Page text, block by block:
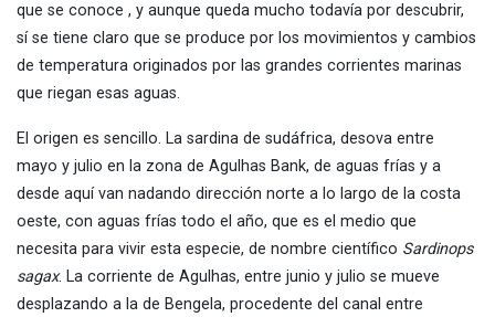
que se conoce , y aunque queda mucho todavía por descubrir,
sí se tiene claro que se produce por los movimientos y cambios
de temperatura originados por las grandes corrientes marinas
que riegan esas aguas.
El origen es sencillo. La sardina de sudáfrica, desova entre
mayo y julio en la zona de Agulhas Bank, de aguas frías y a
desde aquí van nadando dirección norte a lo largo de la costa
oeste, con aguas frías todo el año, que es el medio que
necesita para vivir esta especie, de nombre científico Sardinops
sagax. La corriente de Agulhas, entre junio y julio se mueve
desplazando a la de Bengela, procedente del canal entre